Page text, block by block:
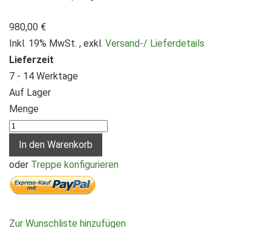
980,00 €
Inkl. 19% MwSt. , exkl. Versand-/ Lieferdetails
Lieferzeit
7 - 14 Werktage
Auf Lager
Menge
In den Warenkorb
oder Treppe konfigurieren
Zur Wunschliste hinzufügen